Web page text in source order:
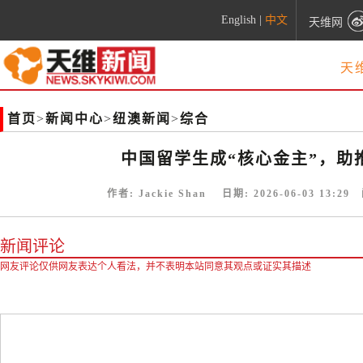
English 中文 天维网
天
首页>新闻中心>纽澳新闻 >综合
中国留学生成“核心金主”，
作者: Jackie Shan 日期: 2026-06-03 13:29
新闻评论
网友评论仅供网友表达个人看法，并不表明本站同意其观点或证实其描述